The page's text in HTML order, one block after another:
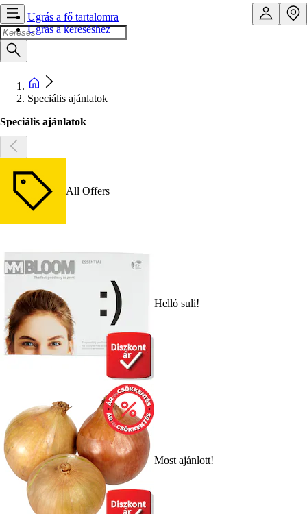
Ugrás a fő tartalomra
Ugrás a kereséshez
Speciális ajánlatok
Speciális ajánlatok
All Offers
Helló suli!
Most ajánlott!